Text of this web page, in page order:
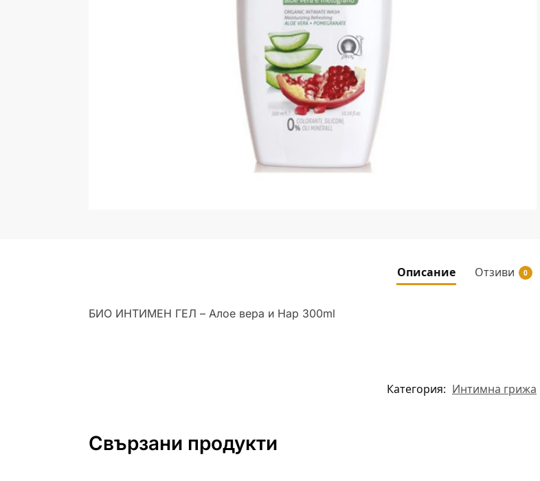
Описание Отзиви 0
БИО ИНТИМЕН ГЕЛ – Алое вера и Нар 300ml
Категория: Интимна грижа
Свързани продукти